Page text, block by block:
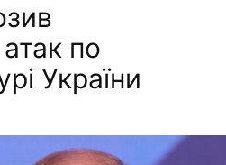
по
України